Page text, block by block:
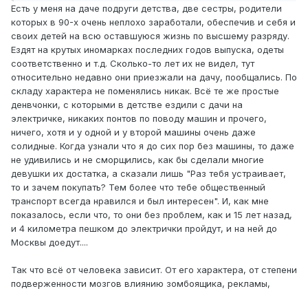
Есть у меня на даче подруги детства, две сестры, родители
которых в 90-х очень неплохо заработали, обеспечив и себя и
своих детей на всю оставшуюся жизнь по высшему разряду.
Ездят на крутых иномарках последних годов выпуска, одеты
соответственно и т.д. Сколько-то лет их не видел, тут
относительно недавно они приезжали на дачу, пообщались. По
складу характера не поменялись никак. Всё те же простые
денвчонки, с которыми в детстве ездили с дачи на
электричке, никаких понтов по поводу машин и прочего,
ничего, хотя и у одной и у второй машины очень даже
солидные. Когда узнали что я до сих пор без машины, то даже
не удивились и не сморщились, как бы сделали многие
девушки их достатка, а сказали лишь "Раз тебя устраивает,
то и зачем покупать? Тем более что тебе общественный
транспорт всегда нравился и был интересен". И, как мне
показалось, если что, то они без проблем, как и 15 лет назад,
и 4 километра пешком до электрички пройдут, и на ней до
Москвы доедут....
Так что всё от человека зависит. От его характера, от степени
подверженности мозгов влиянию зомбоящика, рекламы,